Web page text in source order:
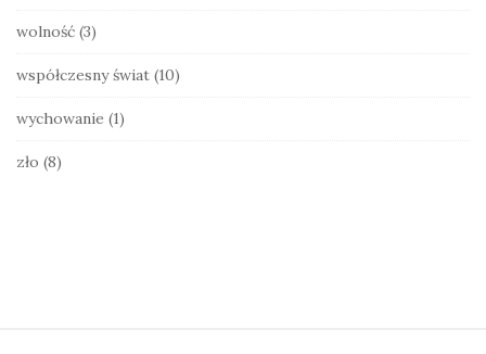
wolność (3)
współczesny świat (10)
wychowanie (1)
zło (8)